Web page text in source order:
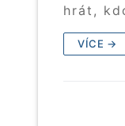
hrát,
VÍCE →